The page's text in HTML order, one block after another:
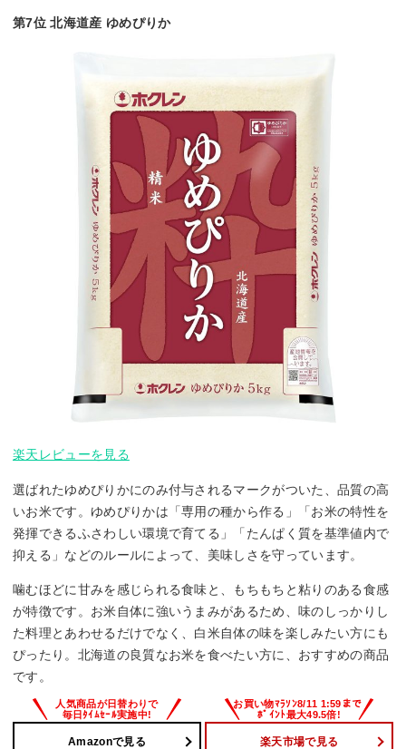
第7位 北海道産 ゆめぴりか
楽天レビューを見る
選ばれたゆめぴりかにのみ付与されるマークがついた、品質の高
いお米です。ゆめぴりかは「専用の種から作る」「お米の特性を
発揮できるふさわしい環境で育てる」「たんぱく質を基準値内で
抑える」などのルールによって、美味しさを守っています。
噛むほどに甘みを感じられる食味と、もちもちと粘りのある食感
が特徴です。お米自体に強いうまみがあるため、味のしっかりし
た料理とあわせるだけでなく、白米自体の味を楽しみたい方にも
ぴったり。北海道の良質なお米を食べたい方に、おすすめの商品
です。
Amazonで見る 楽天市場で見る